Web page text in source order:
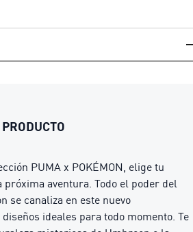
PUMA x POKÉMON, elige tu
próxima aventura. Todo el poder del
se canaliza en este nuevo
ideales para todo momento. Te